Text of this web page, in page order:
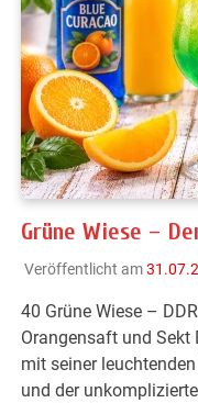
Grüne Wiese –
Veröffentlicht am
40 Grüne Wiese –
Orangensaft und Sekt
mit seiner
und der